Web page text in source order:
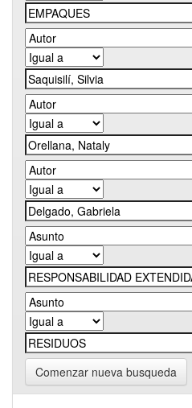
Comenzar nueva busqueda